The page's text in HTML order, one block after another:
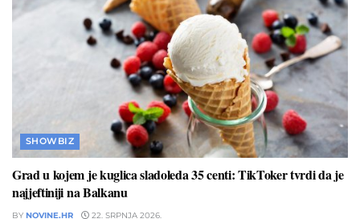
SHOWBIZ
Grad u kojem je kuglica sladoleda 35 centi: TikToker tvrdi da je
najjeftiniji na Balkanu
BY NOVINE.HR 22. SRPNJA 2026.